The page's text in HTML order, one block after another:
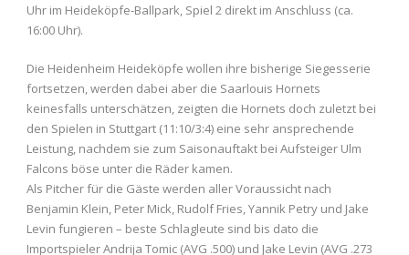
Uhr im Heideköpfe-Ballpark, Spiel 2 direkt im Anschluss (ca.
16:00 Uhr).
Die Heidenheim Heideköpfe wollen ihre bisherige Siegesserie
fortsetzen, werden dabei aber die Saarlouis Hornets
keinesfalls unterschätzen, zeigten die Hornets doch zuletzt bei
den Spielen in Stuttgart (11:10/3:4) eine sehr ansprechende
Leistung, nachdem sie zum Saisonauftakt bei Aufsteiger Ulm
Falcons böse unter die Räder kamen.
Als Pitcher für die Gäste werden aller Voraussicht nach
Benjamin Klein, Peter Mick, Rudolf Fries, Yannik Petry und Jake
Levin fungieren – beste Schlagleute sind bis dato die
Importspieler Andrija Tomic (AVG .500) und Jake Levin (AVG .273